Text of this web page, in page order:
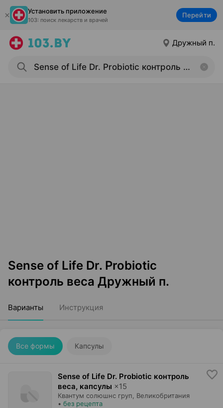
Установить приложение
103: поиск лекарств и врачей
Перейти
Дружный п.
Sense of Life Dr. Probiotic
контроль веса Дружный п.
Варианты Инструкция
Все формы Капсулы
Sense of Life Dr. Probiotic контроль
веса, капсулы ×15
Квантум солюшнс груп , Великобритания
• без рецепта